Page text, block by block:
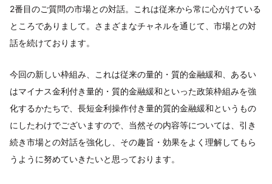
2番目のご質問の市場との対話。これは従来から常に心がけている
ところでありまして。さまざまなチャネルを通じて、市場との対
話を続けております。
今回の新しい枠組み、これは従来の量的・質的金融緩和、あるい
はマイナス金利付き量的・質的金融緩和といった政策枠組みを強
化するかたちで、長短金利操作付き量的質的金融緩和というもの
にしたわけでございますので、当然その内容等については、引き
続き市場との対話を強化し、その趣旨・効果をよく理解してもら
うように努めていきたいと思っております。